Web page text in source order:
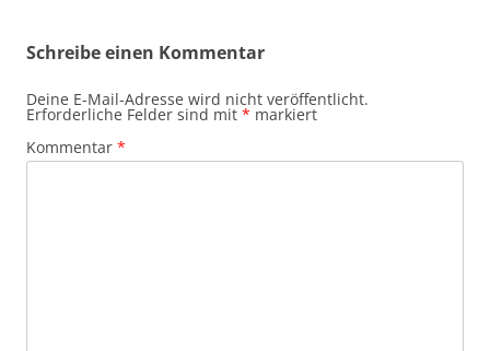
Schreibe einen Kommentar
Deine E-Mail-Adresse wird nicht veröffentlicht.
Erforderliche Felder sind mit * markiert
Kommentar *